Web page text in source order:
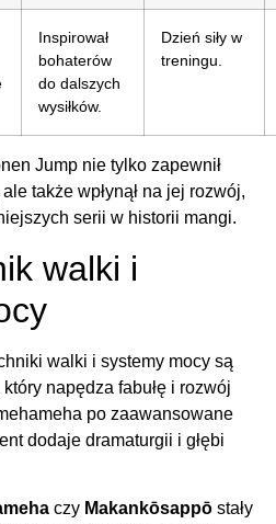
Inspirował
bohaterów
do dalszych
wysiłków.
Dzień siły w
treningu.
Jump nie tylko zapewnił
także wpłynął na jej rozwój,
serii w historii mangi.
walki i
walki i systemy mocy są
napędza fabułę i rozwój
po zaawansowane
dodaje dramaturgii i głębi
czy Makankōsappō stały